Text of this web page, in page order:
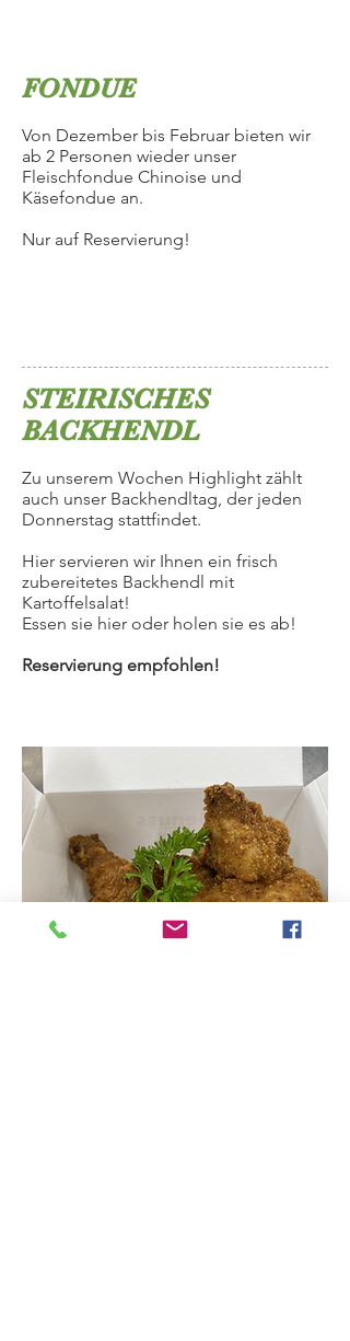
FONDUE
Von Dezember bis Februar bieten wir
ab 2 Personen wieder unser
Fleischfondue Chinoise und
Käsefondue an.
Nur auf Reservierung!
STEIRISCHES
BACKHENDL
Zu unserem Wochen Highlight zählt
auch unser Backhendltag, der jeden
Donnerstag stattfindet.
Hier servieren wir Ihnen ein frisch
zubereitetes Backhendl mit
Kartoffelsalat!
Essen sie hier oder holen sie es ab!
Reservierung empfohlen!